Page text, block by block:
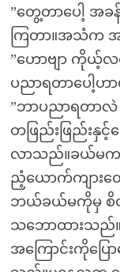
”တွေ့တာပေါ့ အခ
ကြတာ။အသံက အ
”ဟောဗျာ ကိုယ့်
ပညာရတာပေါ့ဟ
”ဘာပညာရတာလဲ
တဖြည်းဖြည်းနှင့်
လာသည်။ခယ်မက
ညံ့ယောက်ကျာ
ဘယ်ခယ်မကိုမှ စိတ်
သဘောထားသည်
အကြောင်းကိုပြ